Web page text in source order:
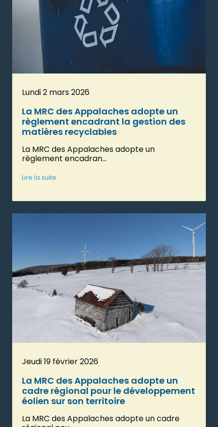
Lundi 2 mars 2026
La MRC des Appalaches adopte un
règlement encadrant la gestion des
matières recyclables
La MRC des Appalaches adopte un
règlement encadran...
Lire la suite
Jeudi 19 février 2026
La MRC des Appalaches adopte un
cadre régional pour le développement
éolien sur son territoire
La MRC des Appalaches adopte un cadre